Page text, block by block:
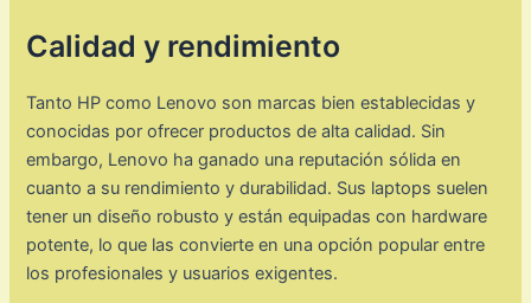
Calidad y rendimiento
Tanto HP como Lenovo son marcas bien establecidas y
conocidas por ofrecer productos de alta calidad. Sin
embargo, Lenovo ha ganado una reputación sólida en
cuanto a su rendimiento y durabilidad. Sus laptops suelen
tener un diseño robusto y están equipadas con hardware
potente, lo que las convierte en una opción popular entre
los profesionales y usuarios exigentes.